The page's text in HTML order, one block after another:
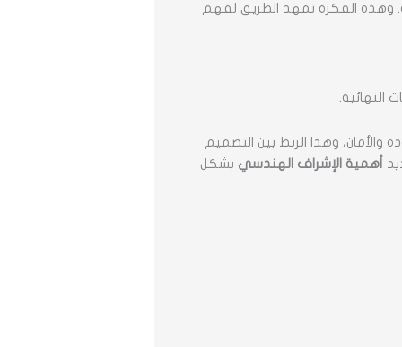
وهذه الفكرة تمهد الطريق لفهم
النهائية.
وهذا الربط بين التصميم
أهمية الإشراف الهندسي بشكل